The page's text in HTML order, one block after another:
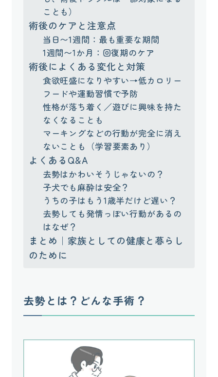
ことも）
術後のケアと注意点
当日〜1週間：最も重要な期間
1週間〜1か月：回復期のケア
術後によくある変化と対策
食欲旺盛になりやすい→低カロリー
フードや運動習慣で予防
性格が落ち着く／遊びに興味を持た
なくなることも
マーキングなどの行動が完全に消え
ないことも（学習要素あり）
よくあるQ&A
去勢はかわいそうじゃないの？
子犬でも麻酔は安全？
うちの子はもう1歳半だけど遅い？
去勢しても発情っぽい行動があるの
はなぜ？
まとめ｜家族としての健康と暮らし
のために
去勢とは？どんな手術？